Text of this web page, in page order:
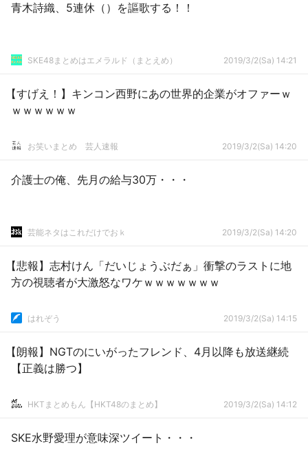
青木詩織、5連休（）を謳歌する！！
SKE48まとめはエメラルド（まとえめ） 2019/3/2(Sa) 14:21
【すげえ！】キンコン西野にあの世界的企業がオファーｗ
ｗｗｗｗｗｗ
お笑いまとめ 芸人速報 2019/3/2(Sa) 14:20
介護士の俺、先月の給与30万・・・
芸能ネタはこれだけでおｋ 2019/3/2(Sa) 14:20
【悲報】志村けん「だいじょうぶだぁ」衝撃のラストに地
方の視聴者が大激怒なワケｗｗｗｗｗｗｗ
はれぞう 2019/3/2(Sa) 14:15
【朗報】NGTのにいがったフレンド、4月以降も放送継続
【正義は勝つ】
HKTまとめもん【HKT48のまとめ】 2019/3/2(Sa) 14:12
SKE水野愛理が意味深ツイート・・・